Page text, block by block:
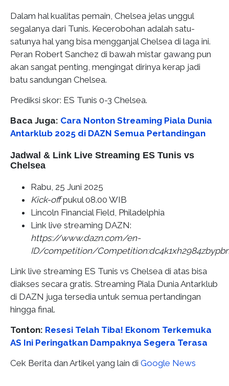
Dalam hal kualitas pemain, Chelsea jelas unggul
segalanya dari Tunis. Kecerobohan adalah satu-
satunya hal yang bisa mengganjal Chelsea di laga ini.
Peran Robert Sanchez di bawah mistar gawang pun
akan sangat penting, mengingat dirinya kerap jadi
batu sandungan Chelsea.
Prediksi skor: ES Tunis 0-3 Chelsea.
Baca Juga: Cara Nonton Streaming Piala Dunia
Antarklub 2025 di DAZN Semua Pertandingan
Jadwal & Link Live Streaming ES Tunis vs
Chelsea
Rabu, 25 Juni 2025
Kick-offpukul 08.00 WIB
Lincoln Financial Field, Philadelphia
Link live streaming DAZN:
https://www.dazn.com/en-
ID/competition/
Link live streaming ES Tunis vs Chelsea di atas bisa
diakses secara gratis. Streaming Piala Dunia Antarklub
di DAZN juga tersedia untuk semua pertandingan
hingga final.
Tonton: Resesi Telah Tiba! Ekonom Terkemuka
AS Ini Peringatkan Dampaknya Segera Terasa
Cek Berita dan Artikel yang lain di Google News